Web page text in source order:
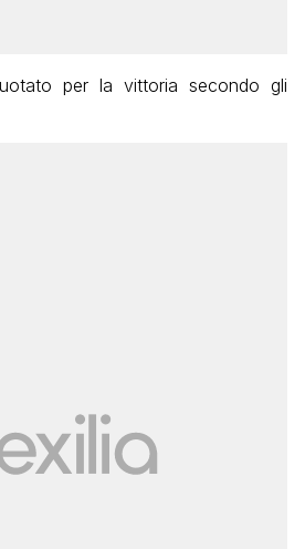
per la vittoria secondo gli